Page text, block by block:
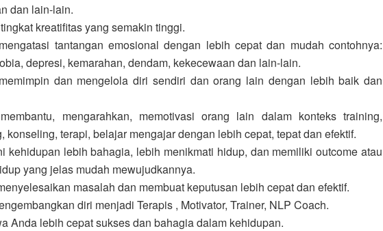
dan lain-lain.
kreatifitas yang semakin tinggi.
tantangan emosional dengan lebih cepat dan mudah contohnya:
depresi, kemarahan, dendam, kekecewaan dan lain-lain.
dan mengelola diri sendiri dan orang lain dengan lebih baik dan
mengarahkan, memotivasi orang lain dalam konteks training,
konseling, terapi, belajar mengajar dengan lebih cepat, tepat dan efektif.
kehidupan lebih bahagia, lebih menikmati hidup, dan memiliki outcome atau
yang jelas mudah mewujudkannya.
masalah dan membuat keputusan lebih cepat dan efektif.
diri menjadi Terapis , Motivator, Trainer, NLP Coach.
Anda lebih cepat sukses dan bahagia dalam kehidupan.